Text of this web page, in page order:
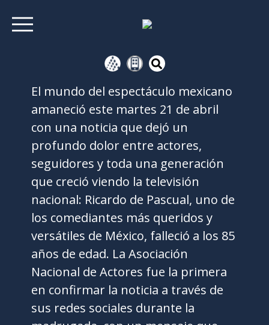
El mundo del espectáculo mexicano
amaneció este martes 21 de abril
con una noticia que dejó un
profundo dolor entre actores,
seguidores y toda una generación
que creció viendo la televisión
nacional: Ricardo de Pascual, uno de
los comediantes más queridos y
versátiles de México, falleció a los 85
años de edad. La Asociación
Nacional de Actores fue la primera
en confirmar la noticia a través de
sus redes sociales durante la